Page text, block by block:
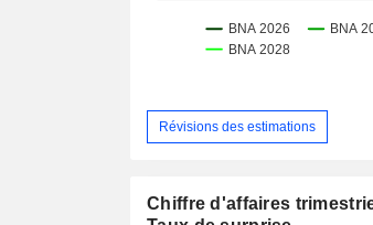
Révisions des estimations
Chiffre d'affaires